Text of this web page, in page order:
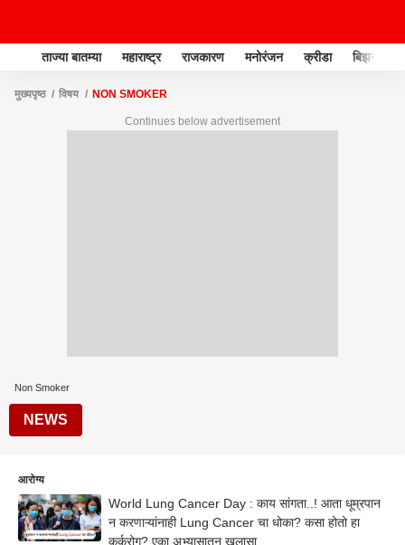
ताज्या बातम्या महाराष्ट्र राजकारण मनोरंजन क्रीडा बिझनेस
मुख्यपृष्ठ विषय NON SMOKER
Continues below advertisement
Non Smoker
NEWS
आरोग्य
World Lung Cancer Day : काय सांगता..! आता धूम्रपान
न करणाऱ्यांनाही Lung Cancer चा धोका? कसा होतो हा
कर्करोग? एका अभ्यासातून खुलासा